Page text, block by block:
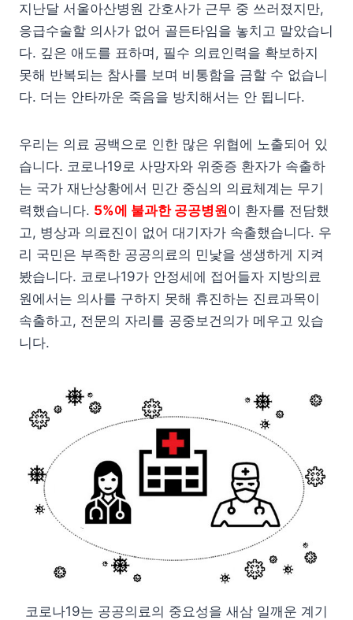
지난달 서울아산병원 간호사가 근무 중 쓰러졌지만,
응급수술할 의사가 없어 골든타임을 놓치고 말았습니
다. 깊은 애도를 표하며, 필수 의료인력을 확보하지
못해 반복되는 참사를 보며 비통함을 금할 수 없습니
다. 더는 안타까운 죽음을 방치해서는 안 됩니다.
우리는 의료 공백으로 인한 많은 위협에 노출되어 있
습니다. 코로나19로 사망자와 위중증 환자가 속출하
는 국가 재난상황에서 민간 중심의 의료체계는 무기
력했습니다. 5%에 불과한 공공병원이 환자를 전담했
고, 병상과 의료진이 없어 대기자가 속출했습니다. 우
리 국민은 부족한 공공의료의 민낯을 생생하게 지켜
봤습니다. 코로나19가 안정세에 접어들자 지방의료
원에서는 의사를 구하지 못해 휴진하는 진료과목이
속출하고, 전문의 자리를 공중보건의가 메우고 있습
니다.
코로나19는 공공의료의 중요성을 새삼 일깨운 계기